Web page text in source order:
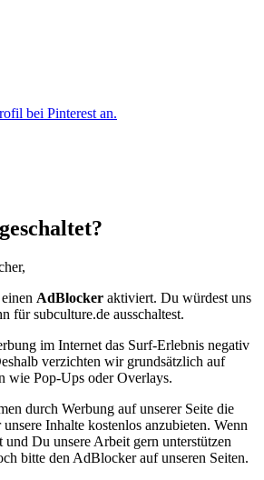
bei Pinterest an.
AdBlocker aktiviert. Du würdest uns
für subculture.de ausschaltest.
im Internet das Surf-Erlebnis negativ
verzichten wir grundsätzlich auf
wie Pop-Ups oder Overlays.
durch Werbung auf unserer Seite die
Inhalte kostenlos anzubieten. Wenn
Du unsere Arbeit gern unterstützen
bitte den AdBlocker auf unseren Seiten.